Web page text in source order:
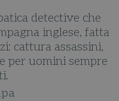
detective che
inglese, fatta
cattura assassini,
per uomini sempre